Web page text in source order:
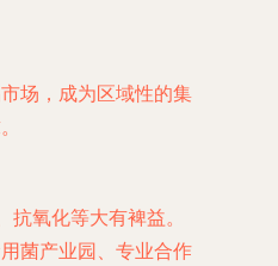
场，成为区域性的集
氧化等大有裨益。
菌产业园、专业合作